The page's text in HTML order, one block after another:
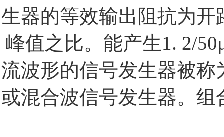
生器的等效输出阻抗为
峰值之比。能产生1. 2/50
流波形的信号发生器被
或混合波信号发生器。